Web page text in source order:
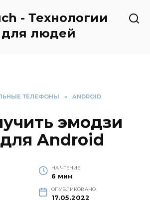
- Технологии
для людей
ТЕЛЕФОНЫ » ANDROID
эмодзи
Android
НА ЧТЕНИЕ
6 мин
ОПУБЛИКОВАНО
17.05.2022